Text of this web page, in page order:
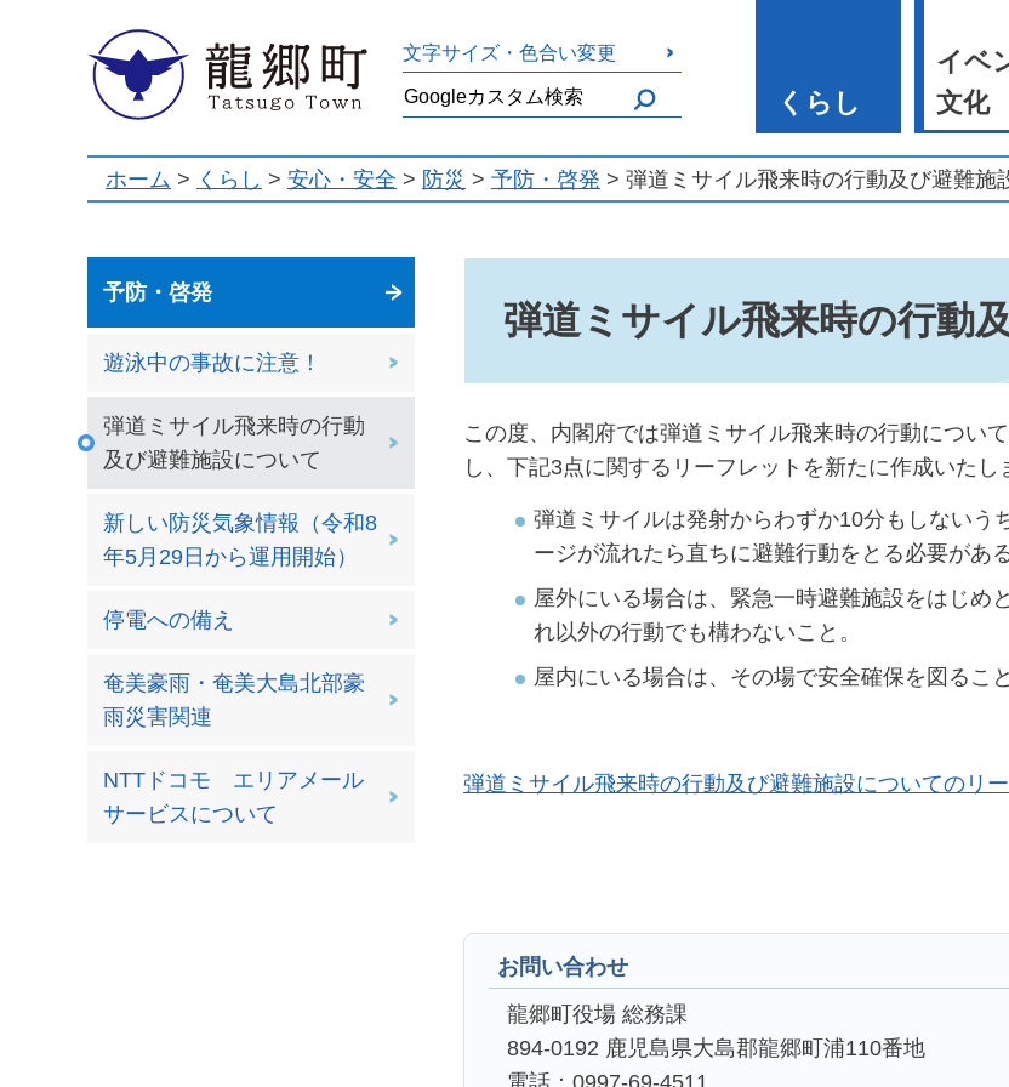
龍郷町 文字サイズ・色合い変更
くらし
イベ
文化
ホーム > くらし > 安心・安全 > 防災 > 予防・啓発 > 弾道ミサイル飛来時の行動及び避難施
予防・啓発
遊泳中の事故に注意！
弾道ミサイル飛来時の行動
及び避難施設について
新しい防災気象情報（令和8
年5月29日から運用開始）
停電への備え
奄美豪雨・奄美大島北部豪
雨災害関連
NTTドコモ エリアメール
サービスについて
弾道ミサイル飛来時の行動
この度、内閣府では弾道ミサイル飛来時の行動につい
し、下記3点に関するリーフレットを新たに作成いたし
弾道ミサイルは発射からわずか10分もしないう
ージが流れたら直ちに避難行動をとる必要がある
屋外にいる場合は、緊急一時避難施設をはじめ
れ以外の行動でも構わないこと。
屋内にいる場合は、その場で安全確保を図ること
弾道ミサイル飛来時の行動及び避難施設についてのリ
お問い合わせ
龍郷町役場 総務課
894-0192 鹿児島県大島郡龍郷町浦110番地